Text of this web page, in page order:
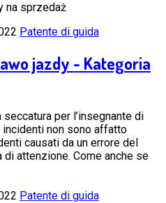
na sprzedaż
Patente di guida
jazdy - Kategoria
per l’insegnante di
non sono affatto
causati da un errore del
di attenzione. Come anche se
Patente di guida